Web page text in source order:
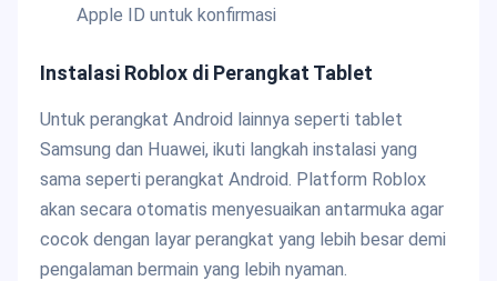
Apple ID untuk konfirmasi
Instalasi Roblox di Perangkat Tablet
Untuk perangkat Android lainnya seperti tablet
Samsung dan Huawei, ikuti langkah instalasi yang
sama seperti perangkat Android. Platform Roblox
akan secara otomatis menyesuaikan antarmuka agar
cocok dengan layar perangkat yang lebih besar demi
pengalaman bermain yang lebih nyaman.